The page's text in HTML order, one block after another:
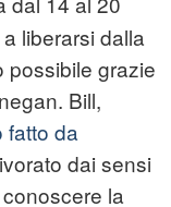
liberarsi dalla
possibile grazie
Bill,
fatto da
dai sensi
la